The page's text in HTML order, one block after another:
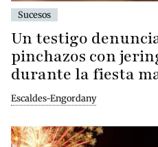
Sucesos
Un testigo
pinchazos con
durante la fiesta
Escaldes-Engordany